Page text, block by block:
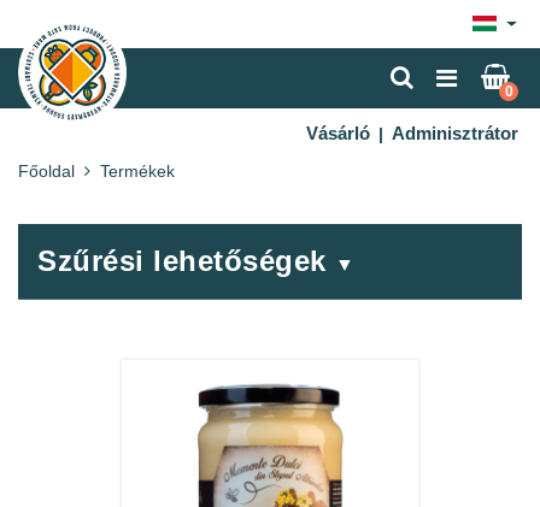
×
0
Vásárló | Adminisztrátor
Főoldal Termékek
Szűrési lehetőségek ▼